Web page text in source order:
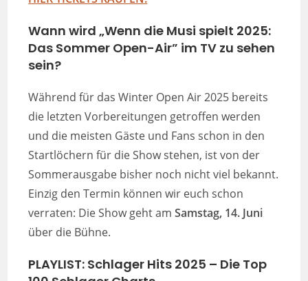
Wann wird „Wenn die Musi spielt 2025:
Das Sommer Open-Air” im TV zu sehen
sein?
Während für das Winter Open Air 2025 bereits
die letzten Vorbereitungen getroffen werden
und die meisten Gäste und Fans schon in den
Startlöchern für die Show stehen, ist von der
Sommerausgabe bisher noch nicht viel bekannt.
Einzig den Termin können wir euch schon
verraten: Die Show geht amSamstag, 14. Juni
über die Bühne.
PLAYLIST: Schlager Hits 2025 – Die Top